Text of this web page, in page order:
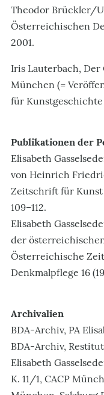
Theodor Brückler/
Österreichischen
2001.
Iris Lauterbach,
München (=
für Kunstgeschichte
Publikationen der
Elisabeth
von Heinrich
Zeitschrift für Kunst
109–112.
Elisabeth
der
Österreichische
Denkmalpflege 16
Archivalien
BDA-Archiv, PA
BDA-Archiv,
Elisabeth
K. 11/1, CACP